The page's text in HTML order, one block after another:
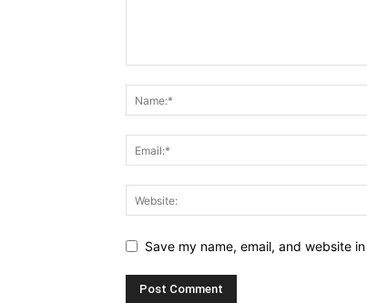
Save my name, email, and website